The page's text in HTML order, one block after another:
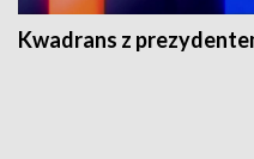
Kwadrans z